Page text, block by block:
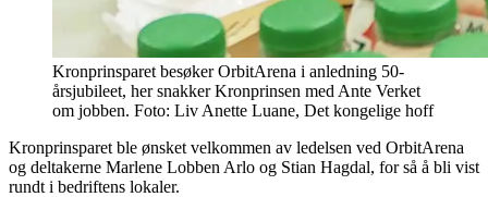
Kronprinsparet besøker OrbitArena i anledning 50-
årsjubileet, her snakker Kronprinsen med Ante Verket
om jobben. Foto: Liv Anette Luane, Det kongelige hoff
Kronprinsparet ble ønsket velkommen av ledelsen ved OrbitArena
og deltakerne Marlene Lobben Arlo og Stian Hagdal, for så å bli vist
rundt i bedriftens lokaler.